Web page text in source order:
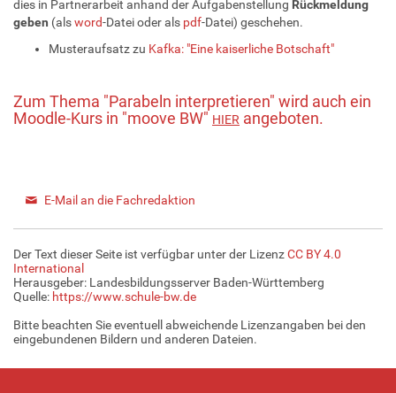
dies in Partnerarbeit anhand der Aufgabenstellung Rückmeldung
geben (alsword-Datei oder als pdf-Datei) geschehen.
Musteraufsatz zu Kafka: "Eine kaiserliche Botschaft"
Zum Thema "Parabeln interpretieren" wird auch ein
Moodle-Kurs in "moove BW" HIER angeboten.
E-Mail an die Fachredaktion
Der Text dieser Seite ist verfügbar unter der LizenzCC BY 4.0
International
Herausgeber: Landesbildungsserver Baden-Württemberg
Quelle: https://www.schule-bw.de
Bitte beachten Sie eventuell abweichende Lizenzangaben bei den
eingebundenen Bildern und anderen Dateien.